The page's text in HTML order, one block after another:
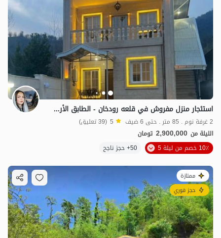
استئجار منزل مفروش في قلعه رودخان - الطابق الأرضي
2 غرفة نوم . 85 متر . حتى 6 ضيف 5 (39 تعليق)
الليلة من 2,900,000 تومان
10٪ خصم من ليلة 5
50+ حجز ناجح
ممتازة
حجز فوري